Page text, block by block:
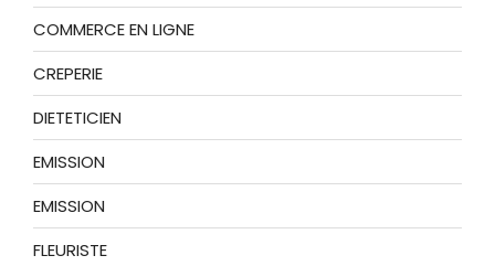
COMMERCE EN LIGNE
CREPERIE
DIETETICIEN
EMISSION
EMISSION
FLEURISTE